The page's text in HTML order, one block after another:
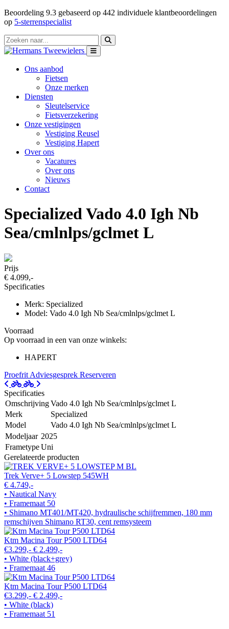
Beoordeling 9.3 gebaseerd op 442 individuele klantbeoordelingen
op 5-sterrenspecialist
Ons aanbod
Fietsen
Onze merken
Diensten
Sleutelservice
Fietsverzekering
Onze vestigingen
Vestiging Reusel
Vestiging Hapert
Over ons
Vacatures
Over ons
Nieuws
Contact
Specialized Vado 4.0 Igh Nb
Sea/cmlnlps/gclmet L
Prijs
€ 4.099,-
Specificaties
Merk: Specialized
Model: Vado 4.0 Igh Nb Sea/cmlnlps/gclmet L
Voorraad
Op voorraad in een van onze winkels:
HAPERT
Proefrit Adviesgesprek Reserveren
Specificaties
OmschrijvingVado 4.0 Igh Nb Sea/cmlnlps/gclmet L
Merk
Specialized
Model
Vado 4.0 Igh Nb Sea/cmlnlps/gclmet L
Modeljaar 2025
FrametypeUni
Gerelateerde producten
Trek Verve+ 5 Lowstep 545WH
€ 4.749,-
• Nautical Navy
• Framemaat 50
• Shimano MT401/MT420, hydraulische schijfremmen, 180 mm
remschijven Shimano RT30, cent remsysteem
Ktm Macina Tour P500 LTD64
€3.299,- € 2.499,-
• White (black+grey)
• Framemaat 46
Ktm Macina Tour P500 LTD64
€3.299,- € 2.499,-
• White (black)
• Framemaat 51